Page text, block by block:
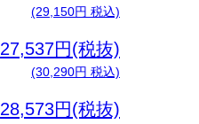
(29,150円 税込)
27,537円(税抜)
(30,290円 税込)
28,573円(税抜)